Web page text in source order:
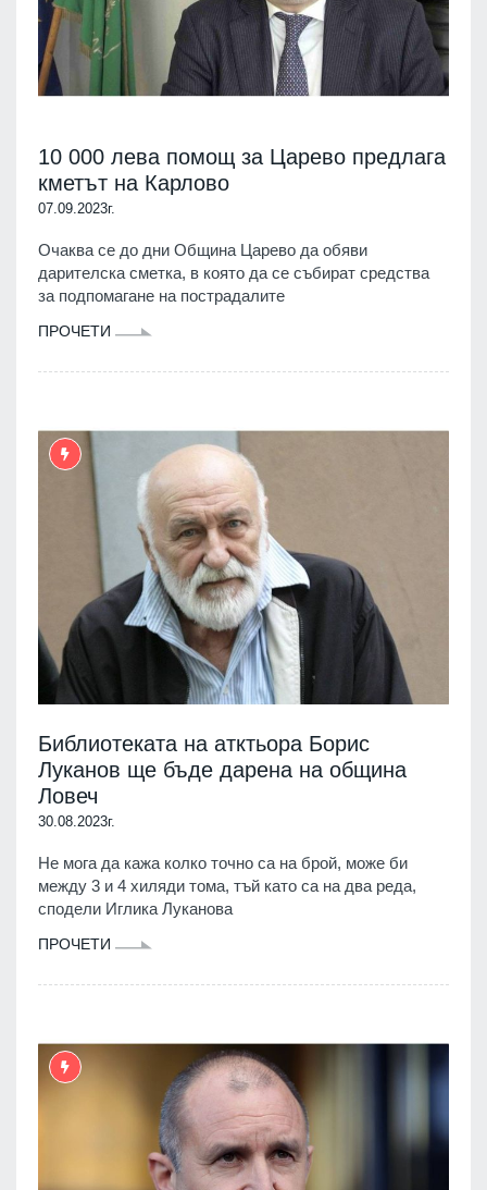
10 000 лева помощ за Царево предлага
кметът на Карлово
07.09.2023г.
Очаква се до дни Община Царево да обяви
дарителска сметка, в която да се събират средства
за подпомагане на пострадалите
ПРОЧЕТИ
Библиотеката на атктьора Борис
Луканов ще бъде дарена на община
Ловеч
30.08.2023г.
Не мога да кажа колко точно са на брой, може би
между 3 и 4 хиляди тома, тъй като са на два реда,
сподели Иглика Луканова
ПРОЧЕТИ